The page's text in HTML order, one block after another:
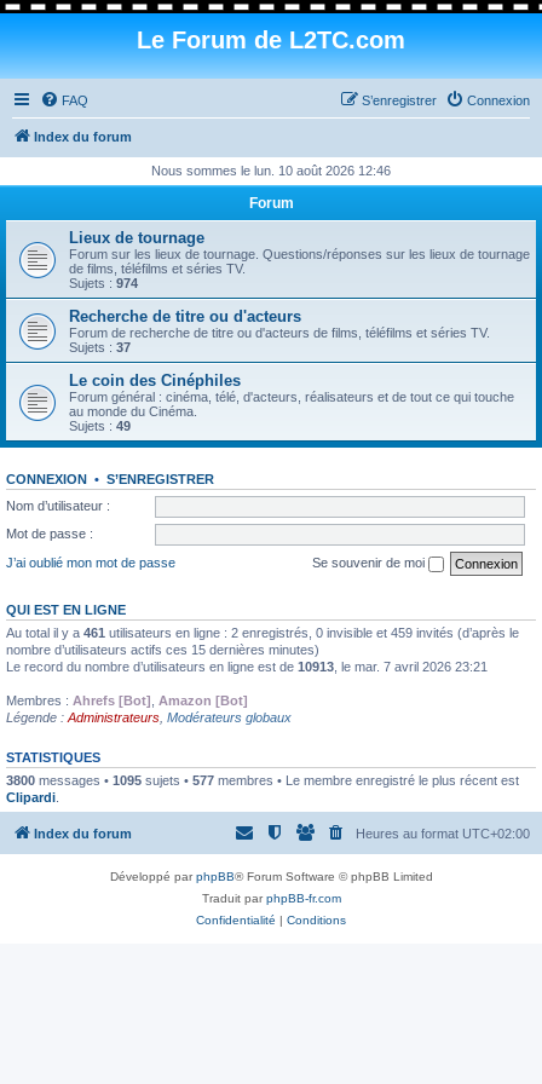
Le Forum de L2TC.com
FAQ Connexion
S’enregistrer
Index du forum
Nous sommes le lun. 10 août 2026 12:46
Forum
Lieux de tournage
Forum sur les lieux de tournage. Questions/réponses sur les lieux de tournage
de films, téléfilms et séries TV.
Sujets : 974
Recherche de titre ou d'acteurs
Forum de recherche de titre ou d'acteurs de films, téléfilms et séries TV.
Sujets : 37
Le coin des Cinéphiles
Forum général : cinéma, télé, d'acteurs, réalisateurs et de tout ce qui touche
au monde du Cinéma.
Sujets : 49
CONNEXION • S’ENREGISTRER
Nom d’utilisateur :
Mot de passe :
J’ai oublié mon mot de passe
Se souvenir de moi
QUI EST EN LIGNE
Au total il y a 461 utilisateurs en ligne : 2 enregistrés, 0 invisible et 459 invités (d’après le
nombre d’utilisateurs actifs ces 15 dernières minutes)
Le record du nombre d’utilisateurs en ligne est de 10913 , le mar. 7 avril 2026 23:21
Membres : Ahrefs [Bot] Amazon [Bot]
Légende : Administrateurs Modérateurs globaux
STATISTIQUES
3800 messages • 1095 sujets • 577 membres • Le membre enregistré le plus récent est
Clipardi
Index du forum Heures au format UTC+02:00
Développé parphpBB® Forum Software © phpBB Limited
Traduit parphpBB-fr.com
Confidentialité | Conditions